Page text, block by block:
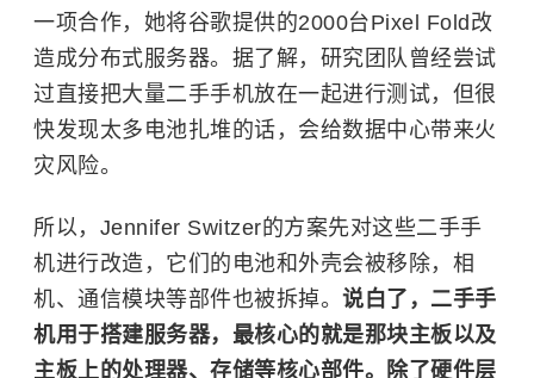
一项合作，她将谷歌提供的2000台Pixel Fold改
造成分布式服务器。据了解，研究团队曾经尝试
过直接把大量二手手机放在一起进行测试，但很
快发现太多电池扎堆的话，会给数据中心带来火
灾风险。
所以，Jennifer Switzer的方案先对这些二手手
机进行改造，它们的电池和外壳会被移除，相
机、通信模块等部件也被拆掉。 说白了，二手手
机用于搭建服务器，最核心的就是那块主板以及
主板上的处理器、存储等核心部件。除了硬件层